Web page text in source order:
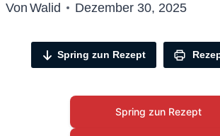
Von Walid Dezember 30, 2025
Spring zun Rezept
Spring zun Rezept